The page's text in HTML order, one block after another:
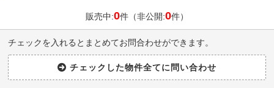
販売中:0件（非公開:0件）
チェックを入れるとまとめてお問合わせができます。